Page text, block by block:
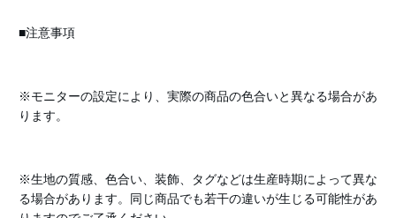
■注意事項
※モニターの設定により、実際の商品の色合いと異なる場合があ
ります。
※生地の質感、色合い、装飾、タグなどは生産時期によって異な
る場合があります。同じ商品でも若干の違いが生じる可能性があ